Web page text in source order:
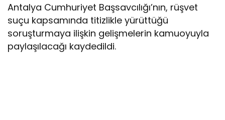
Antalya Cumhuriyet Başsavcılığı’nın, rüşvet
suçu kapsamında titizlikle yürüttüğü
soruşturmaya ilişkin gelişmelerin kamuoyuyla
paylaşılacağı kaydedildi.